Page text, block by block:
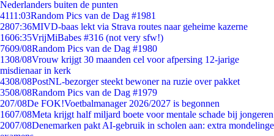
Nederlanders buiten de punten
4111:03Random Pics van de Dag #1981
2807:36MIVD-baas lekt via Strava routes naar geheime kazerne
1606:35VrijMiBabes #316 (not very sfw!)
7609/08Random Pics van de Dag #1980
1308/08Vrouw krijgt 30 maanden cel voor afpersing 12-jarige
misdienaar in kerk
4308/08PostNL-bezorger steekt bewoner na ruzie over pakket
3508/08Random Pics van de Dag #1979
207/08De FOK!Voetbalmanager 2026/2027 is begonnen
1607/08Meta krijgt half miljard boete voor mentale schade bij jongeren
2007/08Denemarken pakt AI-gebruik in scholen aan: extra mondelinge